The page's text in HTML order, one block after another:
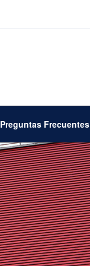
Preguntas Frecuentes